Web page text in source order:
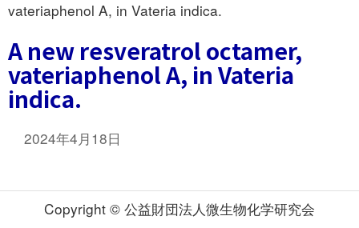
vateriaphenol A, in Vateria indica.
A new resveratrol octamer,
vateriaphenol A, in Vateria
indica.
2024年4月18日
Copyright © 公益財団法人微生物化学研究会